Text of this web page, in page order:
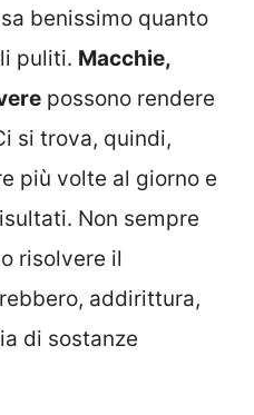
benissimo quanto
puliti. Macchie,
possono rendere
si trova, quindi,
più volte al giorno e
Non sempre
risolvere il
addirittura,
di sostanze